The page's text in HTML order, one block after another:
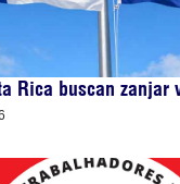
Rica buscan zanjar